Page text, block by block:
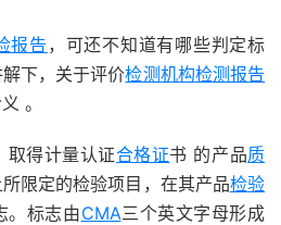
报告 ，可还不知道有哪些判定标
下，关于评价检测机构检测报告
。
取得计量认证合格证书 的产品质
限定的检验项目，在其产品检验
。标志由CMA三个英文字母形成